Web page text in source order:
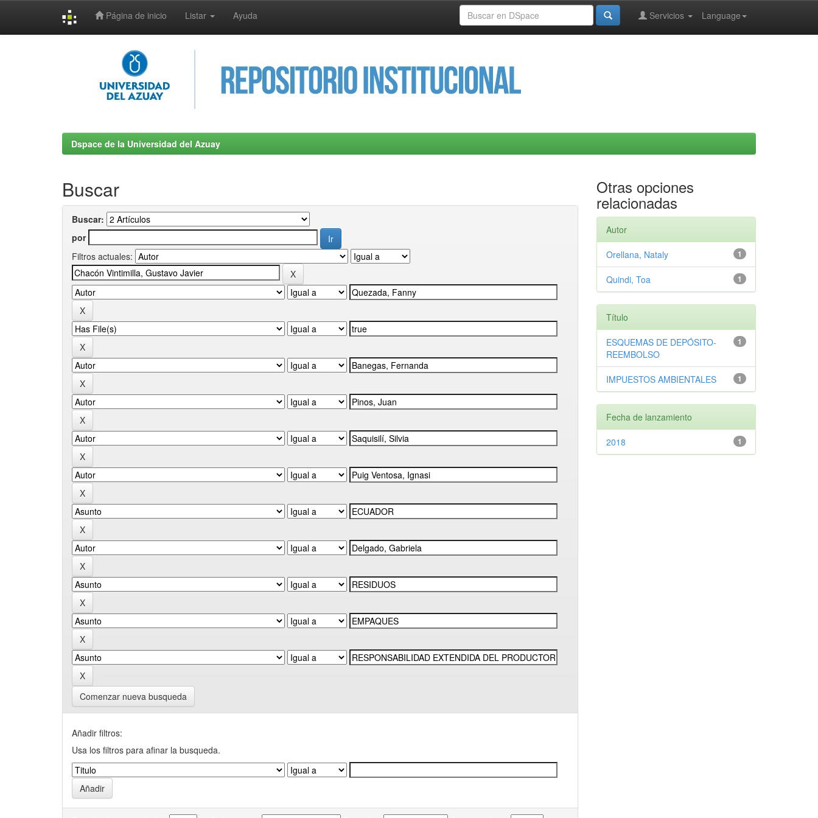
Página de inicio Listar Ayuda Language
Servicios
Dspace de la Universidad del Azuay
Buscar
Buscar:
por
Filtros actuales:
Comenzar nueva busqueda
Añadir filtros:
Usa los filtros para afinar la busqueda.
Otras opciones
relacionadas
Autor
1
Orellana, Nataly
1
Quindi, Toa
Título
1
ESQUEMAS DE DEPÓSITO-
REEMBOLSO
1
IMPUESTOS AMBIENTALES
Fecha de lanzamiento
1
2018